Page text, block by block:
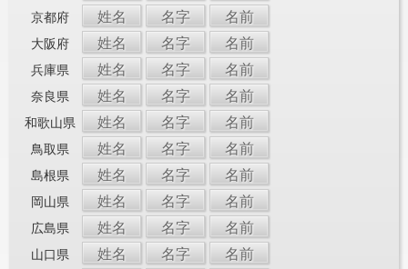
京都府 姓名 名字 名前
大阪府 姓名 名字 名前
兵庫県 姓名 名字 名前
奈良県 姓名 名字 名前
和歌山県 姓名 名字 名前
鳥取県 姓名 名字 名前
島根県 姓名 名字 名前
岡山県 姓名 名字 名前
広島県 姓名 名字 名前
山口県 姓名 名字 名前